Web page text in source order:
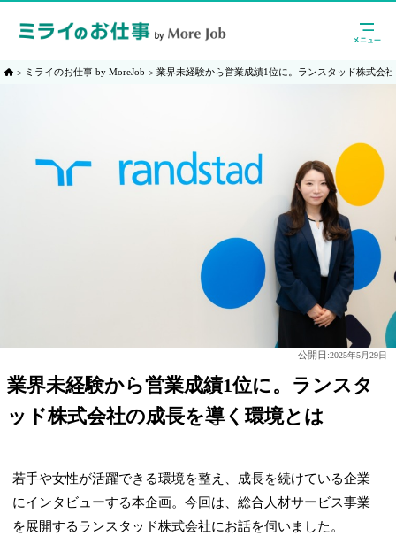
ミライのお仕事 by MoreJob 業界未経験から営業成績1位に。ランスタッド株式会
公開日:2025年5月29日
業界未経験から営業成績1位に。ランスタ
ッド株式会社の成長を導く環境とは
若手や女性が活躍できる環境を整え、成長を続けている企業
にインタビューする本企画。今回は、総合人材サービス事業
を展開するランスタッド株式会社にお話を伺いました。